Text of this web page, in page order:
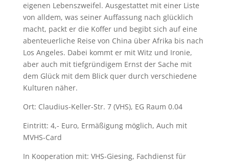
eigenen Lebenszweifel. Ausgestattet mit einer Liste
von alldem, was seiner Auffassung nach glücklich
macht, packt er die Koffer und begibt sich auf eine
abenteuerliche Reise von China über Afrika bis nach
Los Angeles. Dabei kommt er mit Witz und Ironie,
aber auch mit tiefgründigem Ernst der Sache mit
dem Glück mit dem Blick quer durch verschiedene
Kulturen näher.
Ort: Claudius-Keller-Str. 7 (VHS), EG Raum 0.04
Eintritt: 4,- Euro, Ermäßigung möglich, Auch mit
MVHS-Card
In Kooperation mit: VHS-Giesing, Fachdienst für